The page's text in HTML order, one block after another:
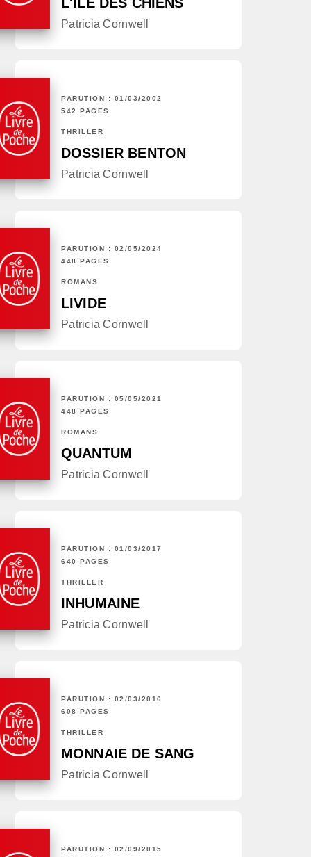
Patricia Cornwell
PARUTION : 01/03/2002
542 PAGES
THRILLER
DOSSIER BENTON
Patricia Cornwell
PARUTION : 02/05/2024
448 PAGES
ROMANS
LIVIDE
Patricia Cornwell
PARUTION : 05/05/2021
448 PAGES
ROMANS
QUANTUM
Patricia Cornwell
PARUTION : 01/03/2017
640 PAGES
THRILLER
INHUMAINE
Patricia Cornwell
PARUTION : 02/03/2016
608 PAGES
THRILLER
MONNAIE DE SANG
Patricia Cornwell
PARUTION : 02/09/2015